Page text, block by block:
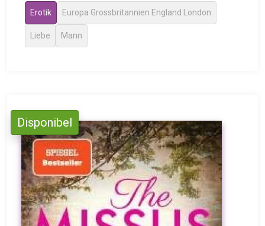
Erotik Europa Grossbritannien England London
Liebe Mann
Disponibel